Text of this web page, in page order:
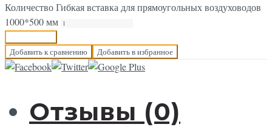
Количество Гибкая вставка для прямоугольных воздуховодов
1000*500 мм
Добавить к сравнению Добавить в избранное
Отзывы (0)